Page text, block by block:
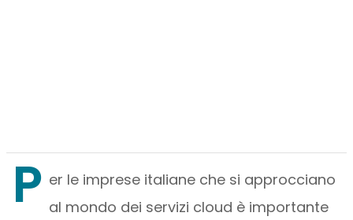
P er le imprese italiane che si approcciano
al mondo dei servizi cloud è importante